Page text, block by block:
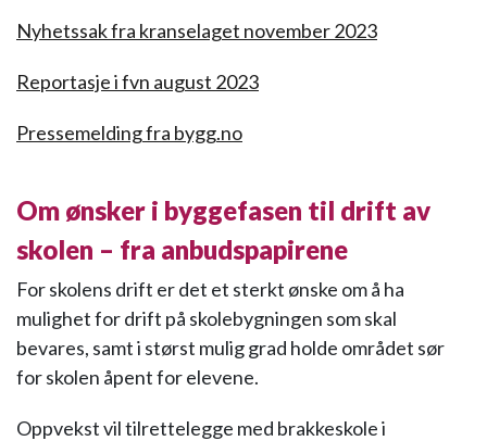
Nyhetssak fra kranselaget november 2023
Reportasje i fvn august 2023
Pressemelding fra bygg.no
Om ønsker i byggefasen til drift av
skolen – fra anbudspapirene
For skolens drift er det et sterkt ønske om å ha
mulighet for drift på skolebygningen som skal
bevares, samt i størst mulig grad holde området sør
for skolen åpent for elevene.
Oppvekst vil tilrettelegge med brakkeskole i